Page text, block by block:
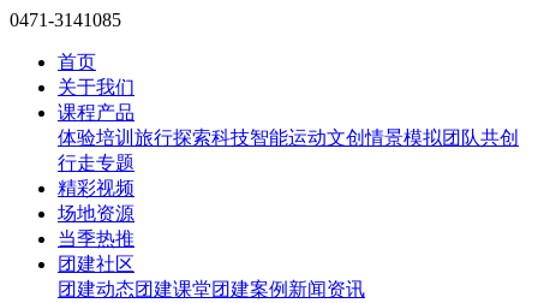
0471-3141085
首页
关于我们
课程产品
体验培训 旅行探索科技智能运动文创情景模拟团队共创
行走专题
精彩视频
场地资源
当季热推
团建社区
团建动态团建课堂团建案例 新闻资讯